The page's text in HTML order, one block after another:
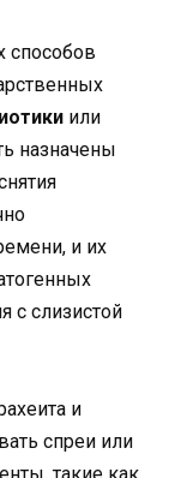
способов
или
назначены
и их
с слизистой
и
спреи или